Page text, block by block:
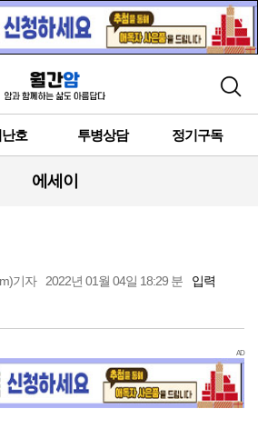
검색
호 투병상담 정기구독
에세이
기자 2022년 01월 04일 18:29 분
입력
AD